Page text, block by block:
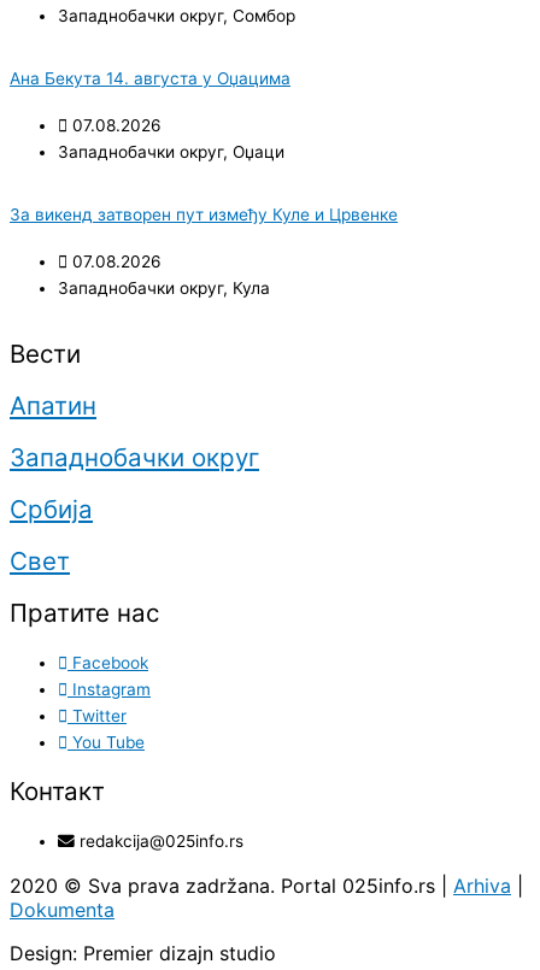
Западнобачки округ, Сомбор
Ана Бекута 14. августа у Оџацима
07.08.2026
Западнобачки округ, Оџаци
За викенд затворен пут између Куле и Црвенке
07.08.2026
Западнобачки округ, Кула
Вести
Апатин
Западнобачки округ
Србија
Свет
Пратите нас
Facebook
Instagram
Twitter
You Tube
Контакт
redakcija@025info.rs
2020 © Sva prava zadržana. Portal 025info.rs | Arhiva
Dokumenta
Design: Premier dizajn studio